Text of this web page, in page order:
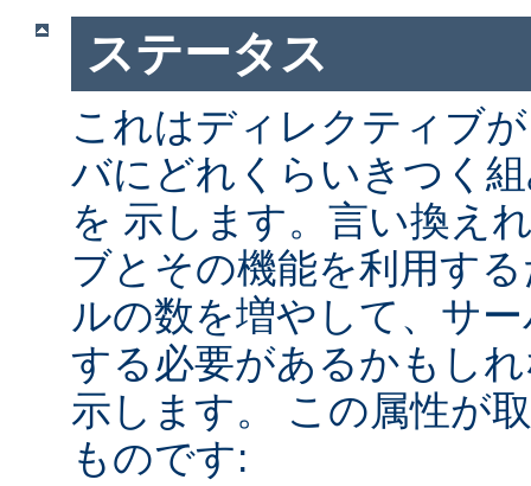
ステータス
これはディレクティブ
バにどれくらいきつく
を 示します。言い換え
ブとその機能を利用す
ルの数を増やして、サ
する必要があるかもし
示します。 この属性が
ものです: